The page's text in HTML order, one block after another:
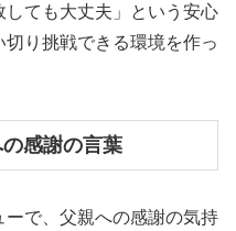
ても大丈夫」という安心
り挑戦できる環境を作っ
感謝の言葉
ーで、父親への感謝の気持